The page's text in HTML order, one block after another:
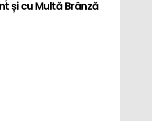
și cu Multă Brânză